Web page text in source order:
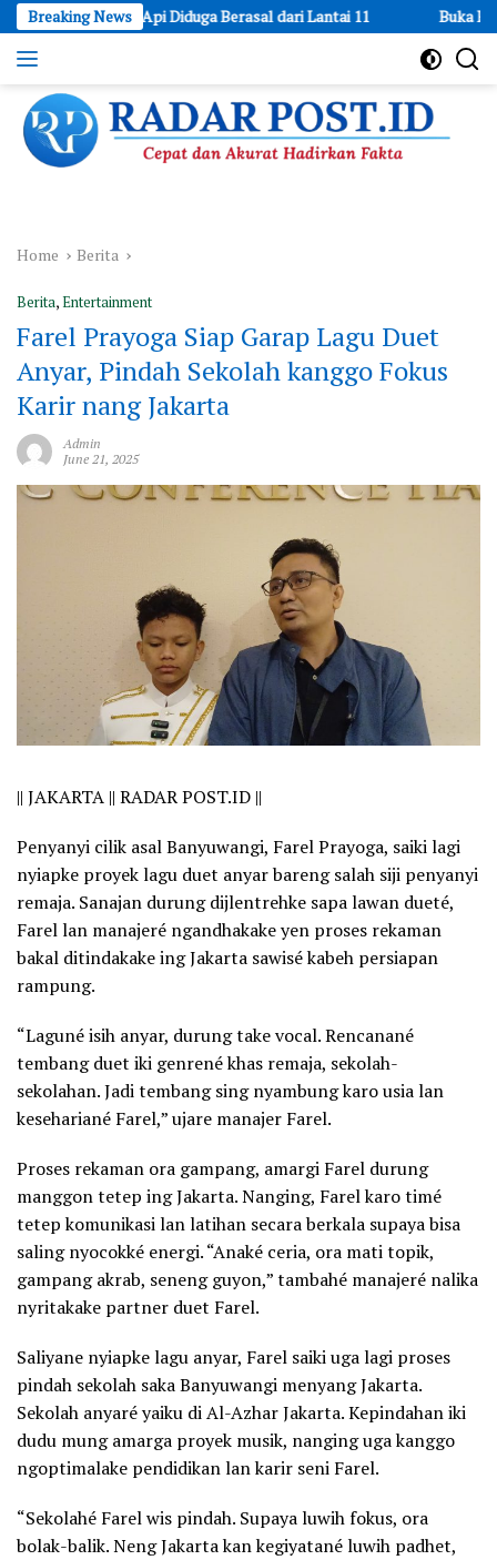
Skip
to
content
Breaking News
Api Diduga Berasal dari Lantai 11 Buka Peluang Usaha:
dan
Akurat
Hadirkan
Fakta
Home Berita
Berita,Entertainment
Farel Prayoga Siap Garap Lagu Duet
Anyar, Pindah Sekolah kanggo Fokus
Karir nang Jakarta
Admin
June 21, 2025
|| JAKARTA || RADAR POST.ID ||
Penyanyi cilik asal Banyuwangi, Farel Prayoga, saiki lagi
nyiapke proyek lagu duet anyar bareng salah siji penyanyi
remaja. Sanajan durung dijlentrehke sapa lawan dueté,
Farel lan manajeré ngandhakake yen proses rekaman
bakal ditindakake ing Jakarta sawisé kabeh persiapan
rampung.
“Laguné isih anyar, durung take vocal. Rencanané
tembang duet iki genrené khas remaja, sekolah-
sekolahan. Jadi tembang sing nyambung karo usia lan
kesehariané Farel,” ujare manajer Farel.
Proses rekaman ora gampang, amargi Farel durung
manggon tetep ing Jakarta. Nanging, Farel karo timé
tetep komunikasi lan latihan secara berkala supaya bisa
saling nyocokké energi. “Anaké ceria, ora mati topik,
gampang akrab, seneng guyon,” tambahé manajeré nalika
nyritakake partner duet Farel.
Saliyane nyiapke lagu anyar, Farel saiki uga lagi proses
pindah sekolah saka Banyuwangi menyang Jakarta.
Sekolah anyaré yaiku di Al-Azhar Jakarta. Kepindahan iki
dudu mung amarga proyek musik, nanging uga kanggo
ngoptimalake pendidikan lan karir seni Farel.
“Sekolahé Farel wis pindah. Supaya luwih fokus, ora
bolak-balik. Neng Jakarta kan kegiyatané luwih padhet,